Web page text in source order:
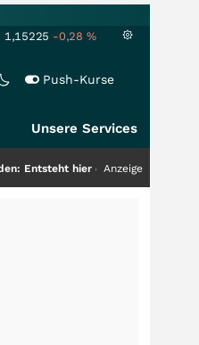
1,15225 -0,28 %
Push-Kurse
Unsere Services
hier die nächste Milliardenstory?
Anzeige